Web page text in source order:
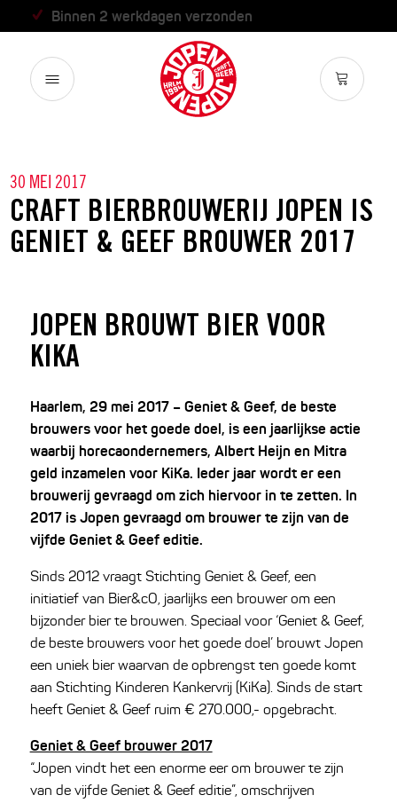
Binnen 2 werkdagen verzonden
30 MEI 2017
CRAFT BIERBROUWERIJ JOPEN IS
GENIET & GEEF BROUWER 2017
JOPEN BROUWT BIER VOOR
KIKA
Haarlem, 29 mei 2017 – Geniet & Geef, de beste
brouwers voor het goede doel, is een jaarlijkse actie
waarbij horecaondernemers, Albert Heijn en Mitra
geld inzamelen voor KiKa. Ieder jaar wordt er een
brouwerij gevraagd om zich hiervoor in te zetten. In
2017 is Jopen gevraagd om brouwer te zijn van de
vijfde Geniet & Geef editie.
Sinds 2012 vraagt Stichting Geniet & Geef, een
initiatief van Bier&cO, jaarlijks een brouwer om een
bijzonder bier te brouwen. Speciaal voor ‘Geniet & Geef,
de beste brouwers voor het goede doel’ brouwt Jopen
een uniek bier waarvan de opbrengst ten goede komt
aan Stichting Kinderen Kankervrij (KiKa). Sinds de start
heeft Geniet & Geef ruim € 270.000,- opgebracht.
Geniet & Geef brouwer 2017
“Jopen vindt het een enorme eer om brouwer te zijn
van de vijfde Geniet & Geef editie”, omschrijven